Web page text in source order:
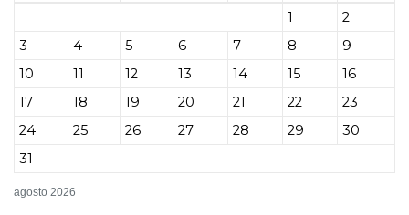
agosto 2026
1
2
3
4 5 6 7 8
9
10
11 12 13 14 15
16
17
18 19 20 21 22
23
24
25 26 27 28 29
30
31